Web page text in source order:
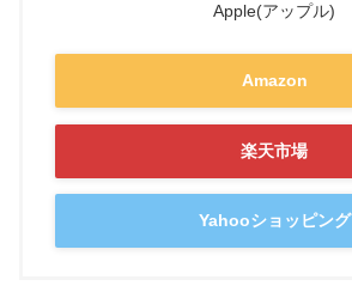
Apple(アップル)
Amazon
楽天市場
Yahooショッピング